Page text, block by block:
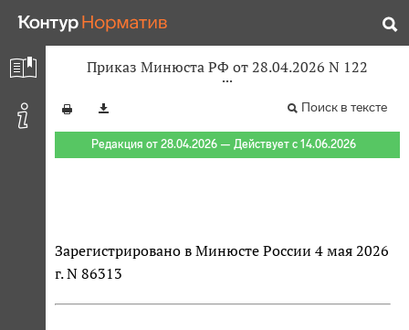
Приказ Минюста РФ от 28.04.2026 N 122
Поиск в тексте
Редакция от 28.04.2026 — Действует с 14.06.2026
Зарегистрировано в Минюсте России 4 мая 2026
г. N 86313